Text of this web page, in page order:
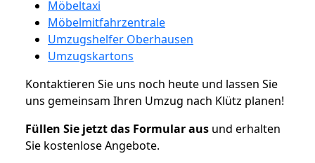
Möbeltaxi
Möbelmitfahrzentrale
Umzugshelfer Oberhausen
Umzugskartons
Kontaktieren Sie uns noch heute und lassen Sie
uns gemeinsam Ihren Umzug nach Klütz planen!
Füllen Sie jetzt das Formular aus und erhalten
Sie kostenlose Angebote.